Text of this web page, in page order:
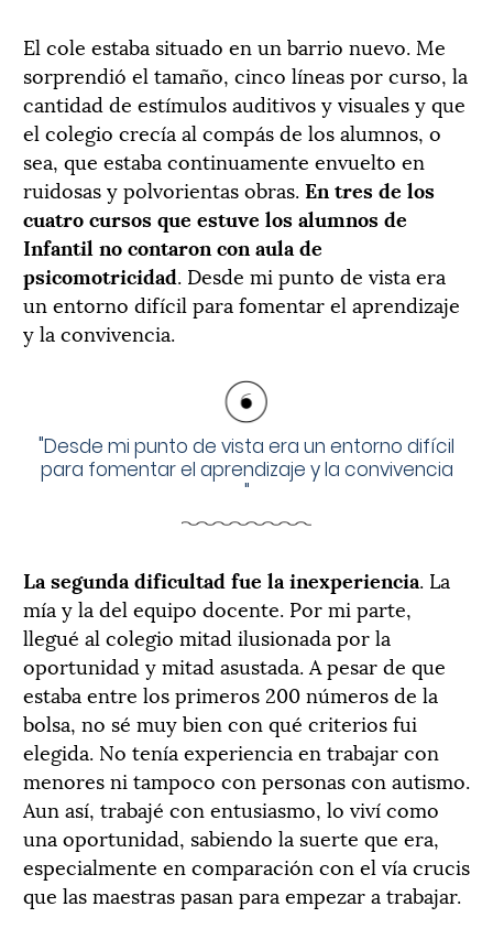
El cole estaba situado en un barrio nuevo. Me
sorprendió el tamaño, cinco líneas por curso, la
cantidad de estímulos auditivos y visuales y que
el colegio crecía al compás de los alumnos, o
sea, que estaba continuamente envuelto en
ruidosas y polvorientas obras.En tres de los
cuatro cursos que estuve los alumnos de
Infantil no contaron con aula de
psicomotricidad. Desde mi punto de vista era
un entorno difícil para fomentar el aprendizaje
y la convivencia.
"Desde mi punto de vista era un entorno difícil
para fomentar el aprendizaje y la convivencia
"
La segunda dificultad fue la inexperiencia. La
mía y la del equipo docente. Por mi parte,
llegué al colegio mitad ilusionada por la
oportunidad y mitad asustada. A pesar de que
estaba entre los primeros 200 números de la
bolsa, no sé muy bien con qué criterios fui
elegida. No tenía experiencia en trabajar con
menores ni tampoco con personas con autismo.
Aun así, trabajé con entusiasmo, lo viví como
una oportunidad, sabiendo la suerte que era,
especialmente en comparación con el vía crucis
que las maestras pasan para empezar a trabajar.